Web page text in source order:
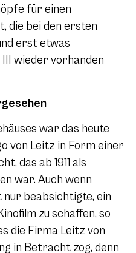
für einen
die bei den ersten
erst etwas
wieder vorhanden
war das heute
von Leitz in Form einer
das ab 1911 als
war. Auch wenn
beabsichtigte, ein
zu schaffen, so
die Firma Leitz von
in Betracht zog, denn